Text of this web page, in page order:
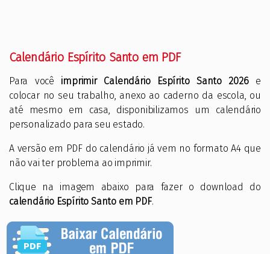
Calendário Espírito Santo em PDF
Para você imprimir Calendário Espírito Santo 2026e
colocar no seu trabalho, anexo ao caderno da escola, ou
até mesmo em casa, disponibilizamos um calendário
personalizado para seu estado.
A versão em PDF do calendário já vem no formato A4 que
não vai ter problema ao imprimir.
Clique na imagem abaixo para fazer o download do
calendário Espírito Santo em PDF.